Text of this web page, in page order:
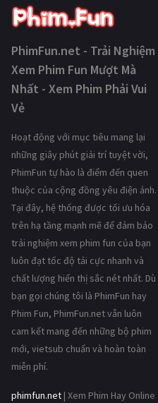
PhimFun.net - Trải Nghiệm
Xem Phim Fun Mượt Mà
Nhất - Xem Phim Phải Vui
Vẻ
Hoạt động với mục tiêu mang lại
những giây phút giải trí tuyệt vời,
PhimFun tự hào là điểm đến quen
thuộc của cộng đồng yêu điện ảnh.
Tại đây, hệ thống được tối ưu hóa
trên hạ tầng mạnh mẽ để đảm bảo
trải nghiệm xem phim fun của bạn
luôn đạt tốc độ tải cực nhanh và
chất lượng hiển thị sắc nét nhất. Dù
bạn gọi chúng tôi là PhimFun hay
Phim Fun, PhimFun.net vẫn luôn
cam kết mang đến những bộ phim
mới, vietsub chuẩn và hoàn toàn
miễn phí.
phimfun.net | Xem Phim Hay Online